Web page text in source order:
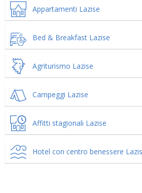
Appartamenti Lazise
Bed & Breakfast Lazise
Agriturismo Lazise
Campeggi Lazise
Affitti stagionali Lazise
Hotel con centro benessere